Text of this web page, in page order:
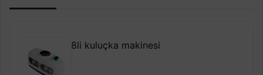
8li kuluçka makinesi